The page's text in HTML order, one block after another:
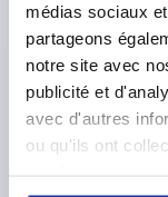
médias sociaux
partageons
notre site avec
publicité et
avec d'autres
ou qu'ils ont
Référence:
hors TVA
hors frais d’envoi